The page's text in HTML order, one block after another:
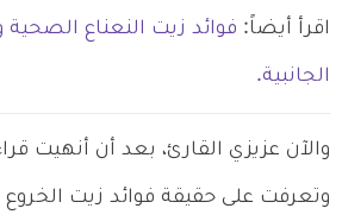
اقرأ أيضاً: فوائد زيت النعناع الصحية
الجانبية.
والآن عزيزي القارئ، بعد أن أنهيت
وتعرفت على حقيقة فوائد زيت